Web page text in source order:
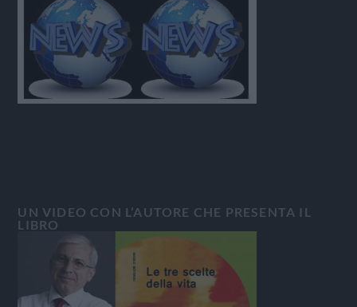
UN VIDEO CON L’AUTORE CHE PRESENTA IL
LIBRO